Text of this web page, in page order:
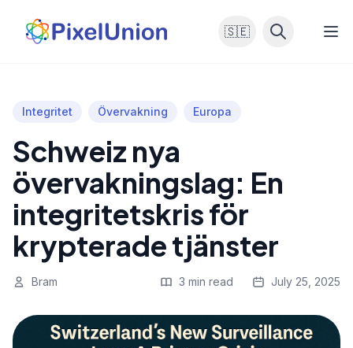
🇸🇪
Integritet Övervakning Europa
Schweiz nya
övervakningslag: En
integritetskris för
krypterade tjänster
Bram 3 min read July 25, 2025